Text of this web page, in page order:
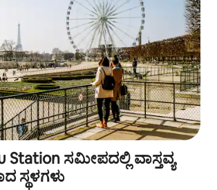
Station ಸಮೀಪದಲ್ಲಿ ವಾಸ್ತವ್ಯ
ಸ್ಥಳಗಳು